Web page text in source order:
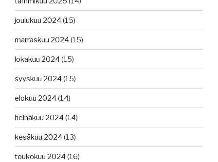
joulukuu 2024 (15)
marraskuu 2024 (15)
lokakuu 2024 (15)
syyskuu 2024 (15)
elokuu 2024 (14)
heinäkuu 2024 (14)
kesäkuu 2024 (13)
toukokuu 2024 (16)